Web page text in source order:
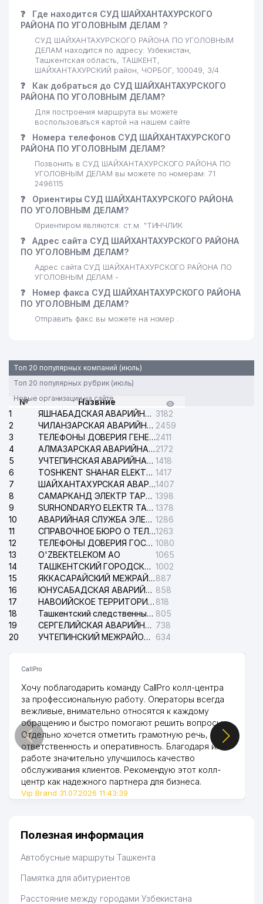
❓
Где находится СУД ШАЙХАНТАХУРСКОГО
РАЙОНА ПО УГОЛОВНЫМ ДЕЛАМ ?
СУД ШАЙХАНТАХУРСКОГО РАЙОНА ПО УГОЛОВНЫМ
ДЕЛАМ находится по адресу: Узбекистан,
Ташкентская область, ТАШКЕНТ,
ШАЙХАНТАХУРСКИЙ район, ЧОРБОГ, 100049, 3/4
❓
Как добраться до СУД ШАЙХАНТАХУРСКОГО
РАЙОНА ПО УГОЛОВНЫМ ДЕЛАМ?
Для построения маршрута вы можете
воспользоваться картой на нашем сайте
❓
Номера телефонов СУД ШАЙХАНТАХУРСКОГО
РАЙОНА ПО УГОЛОВНЫМ ДЕЛАМ?
Позвонить в СУД ШАЙХАНТАХУРСКОГО РАЙОНА ПО
УГОЛОВНЫМ ДЕЛАМ вы можете по номерам: 71
2496115
❓
Ориентиры СУД ШАЙХАНТАХУРСКОГО РАЙОНА
ПО УГОЛОВНЫМ ДЕЛАМ?
Ориентиром являются: ст.м. "ТИНЧЛИК
❓
Адрес сайта СУД ШАЙХАНТАХУРСКОГО РАЙОНА
ПО УГОЛОВНЫМ ДЕЛАМ?
Адрес сайта СУД ШАЙХАНТАХУРСКОГО РАЙОНА ПО
УГОЛОВНЫМ ДЕЛАМ -
❓
Номер факса СУД ШАЙХАНТАХУРСКОГО РАЙОНА
ПО УГОЛОВНЫМ ДЕЛАМ?
Отправить факс вы можете на номер .
Топ 20 популярных компаний (июль)
Топ 20 популярных рубрик (июль)
Новые организации на сайте
№
Назвние
1
ЯШНАБАДСКАЯ АВАРИЙНАЯ СЛУЖБА ЭЛЕКТРОСЕТИ 3182
2
ЧИЛАНЗАРСКАЯ АВАРИЙНАЯ СЛУЖБА ЭЛЕКТРОСЕТИ 2459
3
ТЕЛЕФОНЫ ДОВЕРИЯ ГЕНЕРАЛЬНОЙ ПРОКУРАТУРЫ РЕСПУБЛИКИ УЗБЕКИСТАН2411
4
АЛМАЗАРСКАЯ АВАРИЙНАЯ СЛУЖБА ЭЛЕКТРОСЕТИ2172
5
УЧТЕПИНСКАЯ АВАРИЙНАЯ СЛУЖБА ЭЛЕКТРОСЕТИ 1418
6
TOSHKENT SHAHAR ELEKTR TARMOQLARI KORXONASI АО 1417
7
ШАЙХАНТАХУРСКАЯ АВАРИЙНАЯ СЛУЖБА ЭЛЕКТРОСЕТИ1407
8
САМАРКАНД ЭЛЕКТР ТАРМОКЛАРИ АО 1398
9
SURHONDARYO ELEKTR TARMOKLARI АО 1378
10
АВАРИЙНАЯ СЛУЖБА ЭЛЕКТРОСЕТИ ТАШКЕНТСКОГО РАЙОНА 1286
11
СПРАВОЧНОЕ БЮРО О ТЕЛЕФОНАХ ОРГАНИЗАЦИЙ г. ТАШКЕНТА1263
12
ТЕЛЕФОНЫ ДОВЕРИЯ ГОСУДАРСТВЕННОГО ЦЕНТРА ТЕСТИРОВАНИЯ 1080
13
O'ZBEKTELEKOM АО
1065
14
ТАШКЕНТСКИЙ ГОРОДСКОЙ СУД ПО ГРАЖДАНСКИМ ДЕЛАМ 1002
15
ЯККАСАРАЙСКИЙ МЕЖРАЙОННЫЙ СУД ПО ГРАЖДАНСКИМ ДЕЛАМ887
16
ЮНУСАБАДСКАЯ АВАРИЙНАЯ СЛУЖБА ЭЛЕКТРОСЕТИ 858
17
НАВОИЙСКОЕ ТЕРРИТОРИАЛЬНОЕ ПРЕДПРИЯТИЕ ЭЛЕКТРОСЕТИ АО 818
18
Ташкентский следственный изолятор 805
19
СЕРГЕЛИЙСКАЯ АВАРИЙНАЯ СЛУЖБА ЭЛЕКТРОСЕТИ 738
20
УЧТЕПИНСКИЙ МЕЖРАЙОННЫЙ СУД ПО ГРАЖДАНСКИМ ДЕЛАМ 634
CallPro
Хочу поблагодарить команду CallPro колл-центра
за профессиональную работу. Операторы всегда
вежливые, внимательно относятся к каждому
обращению и быстро помогают решить вопросы.
Отдельно хочется отметить грамотную речь,
ответственность и оперативность. Благодаря их
работе значительно улучшилось качество
обслуживания клиентов. Рекомендую этот колл-
центр как надежного партнера для бизнеса.
Vip Brand 31.07.2026 11:43:39
Полезная информация
Автобусные маршруты Ташкента
Памятка для абитуриентов
Расстояние между городами Узбекистана